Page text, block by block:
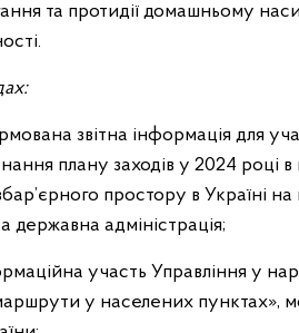
та протидії домашньому
звітна інформація для
плану заходів у 2024 році в
простору в Україні
державна адміністрація;
участь Управління у
у населених пунктах»,